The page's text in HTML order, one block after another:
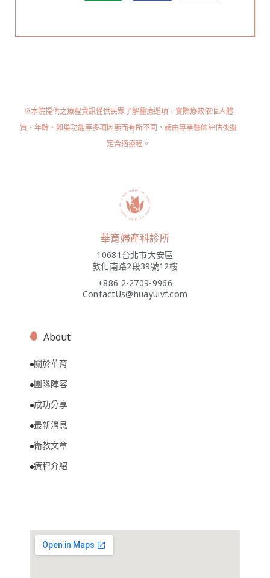
※本院提供之療程資訊僅供民眾了解醫療選項，實際療效依個人體
質、年齡、卵巢功能等多項因素而有所不同，請由專業醫師評估後擬
定合適療程。
華育婦產科診所
10681台北市大安區
敦化南路2段39號12樓
+886 2-2709-9966
ContactUs@huayuivf.com
About
關於華育
團隊陣容
成功分享
最新消息
衛教文章
療程介紹